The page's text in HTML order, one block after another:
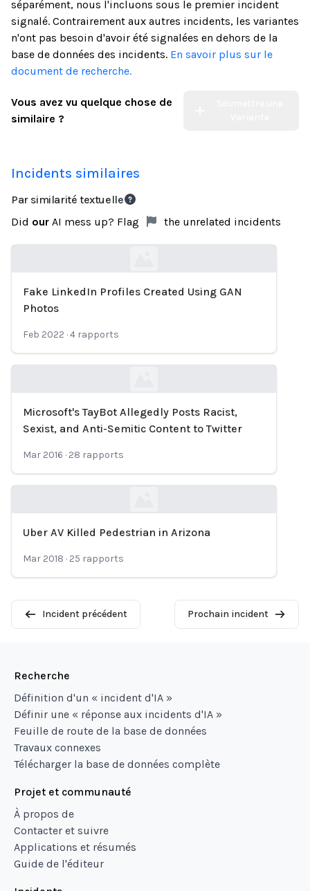
séparément, nous l'incluons sous le premier incident
signalé. Contrairement aux autres incidents, les variantes
n'ont pas besoin d'avoir été signalées en dehors de la
base de données des incidents. En savoir plus sur le
document de recherche.
Vous avez vu quelque chose de
similaire ?
Incidents similaires
Par similarité textuelle
Did our AI mess up? Flag the unrelated incidents
Loading...
Fake LinkedIn Profiles Created Using GAN
Photos
Feb 2022 ·4 rapports
Loading...
Microsoft's TayBot Allegedly Posts Racist,
Sexist, and Anti-Semitic Content to Twitter
Mar 2016 · 28 rapports
Uber AV Killed Pedestrian in Arizona
Mar 2018 · 25 rapports
Incident précédent Prochain incident
Recherche
Définition d'un « incident d'IA »
Définir une « réponse aux incidents d'IA »
Feuille de route de la base de données
Travaux connexes
Télécharger la base de données complète
Projet et communauté
À propos de
Contacter et suivre
Applications et résumés
Guide de l'éditeur